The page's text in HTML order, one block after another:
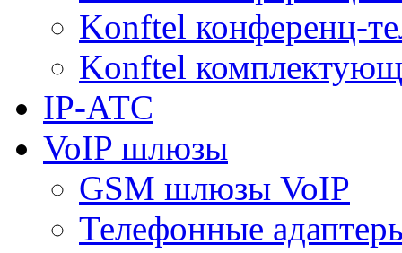
Konftel конференц-
Konftel
IP-АТС
VoIP шлюзы
GSM шлюзы VoIP
Телефонные